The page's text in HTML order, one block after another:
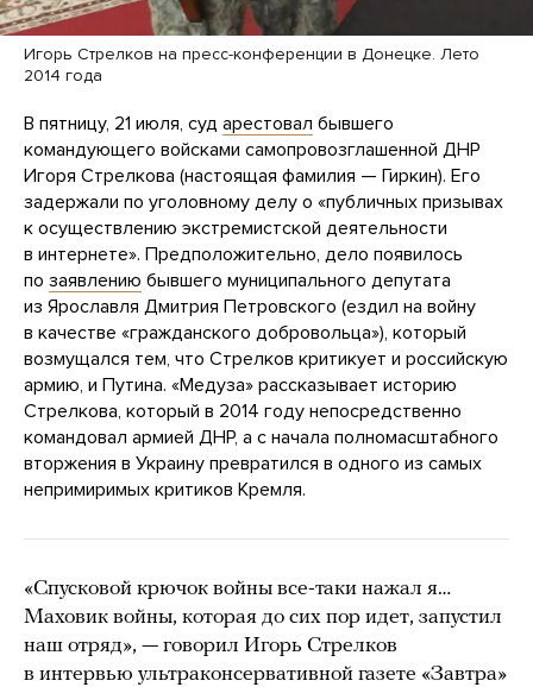
Игорь Стрелков на пресс-конференции в Донецке. Лето
2014 года
В пятницу, 21 июля, суд арестовал бывшего
командующего войсками самопровозглашенной ДНР
Игоря Стрелкова (настоящая фамилия — Гиркин). Его
задержали по уголовному делу о «публичных призывах
к осуществлению экстремистской деятельности
в интернете». Предположительно, дело появилось
по заявлению бывшего муниципального депутата
из Ярославля Дмитрия Петровского (ездил на войну
в качестве «гражданского добровольца»), который
возмущался тем, что Стрелков критикует и российскую
армию, и Путина. «Медуза» рассказывает историю
Стрелкова, который в 2014 году непосредственно
командовал армией ДНР, а с начала полномасштабного
вторжения в Украину превратился в одного из самых
непримиримых критиков Кремля.
«Спусковой крючок войны все-таки нажал я…
Маховик войны, которая до сих пор идет, запустил
наш отряд», — говорил Игорь Стрелков
в интервью ультраконсервативной газете «Завтра»